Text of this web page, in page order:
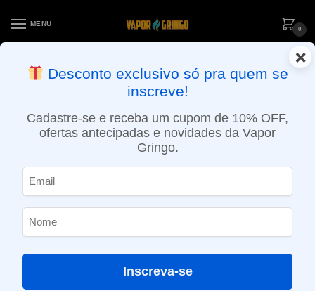
MENU
0
ENTREGA NO MESMO DIA EM SÃO PAULO (SEG A SEX): PEDIDOS
APROVADOS ATÉ 15:30 VIA MOTOBOY
×
Desconto exclusivo só pra quem se
inscreve!
Cadastre-se e receba um cupom de 10% OFF,
ofertas antecipadas e novidades da Vapor
Gringo.
Inscreva-se